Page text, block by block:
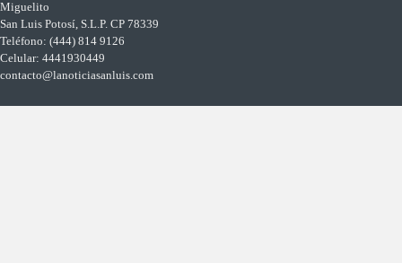
Miguelito
San Luis Potosí, S.L.P. CP 78339
Teléfono: (444) 814 9126
Celular: 4441930449
contacto@lanoticiasanluis.com